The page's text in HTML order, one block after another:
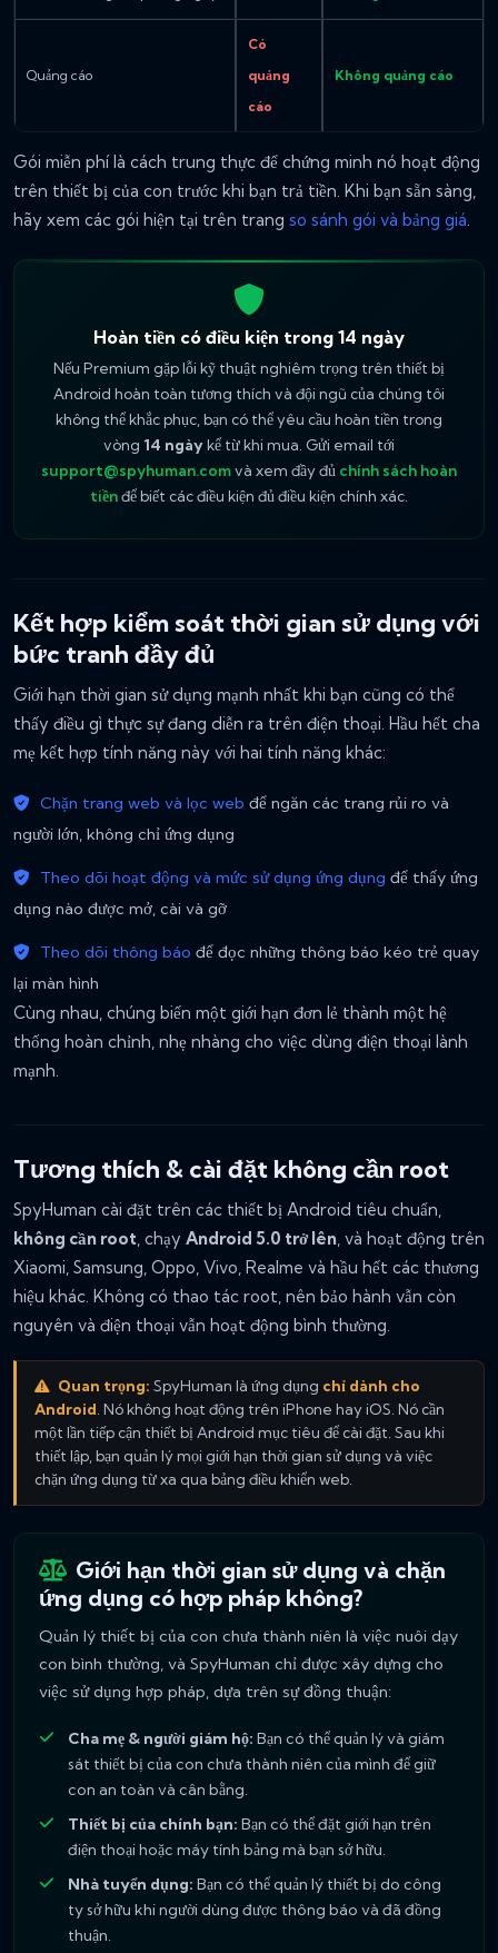
Quảng cáo
Có
quảng
cáo
Không quảng cáo
Gói miễn phí là cách trung thực để chứng minh nó hoạt động
trên thiết bị của con trước khi bạn trả tiền. Khi bạn sẵn sàng,
hãy xem các gói hiện tại trên trang so sánh gói và bảng giá.
Hoàn tiền có điều kiện trong 14 ngày
Nếu Premium gặp lỗi kỹ thuật nghiêm trọng trên thiết bị
Android hoàn toàn tương thích và đội ngũ của chúng tôi
không thể khắc phục, bạn có thể yêu cầu hoàn tiền trong
vòng 14 ngàykể từ khi mua. Gửi email tới
support@spyhuman.comvà xem đầy đủ chính sách hoàn
tiềnđể biết các điều kiện đủ điều kiện chính xác.
Kết hợp kiểm soát thời gian sử dụng với
bức tranh đầy đủ
Giới hạn thời gian sử dụng mạnh nhất khi bạn cũng có thể
thấy điều gì thực sự đang diễn ra trên điện thoại. Hầu hết cha
mẹ kết hợp tính năng này với hai tính năng khác:
Chặn trang web và lọc web để ngăn các trang rủi ro và
người lớn, không chỉ ứng dụng
Theo dõi hoạt động và mức sử dụng ứng dụng để thấy ứng
dụng nào được mở, cài và gỡ
Theo dõi thông báo để đọc những thông báo kéo trẻ quay
lại màn hình
Cùng nhau, chúng biến một giới hạn đơn lẻ thành một hệ
thống hoàn chỉnh, nhẹ nhàng cho việc dùng điện thoại lành
mạnh.
Tương thích & cài đặt không cần root
SpyHuman cài đặt trên các thiết bị Android tiêu chuẩn,
không cần root, chạy Android 5.0 trở lên, và hoạt động trên
Xiaomi, Samsung, Oppo, Vivo, Realme và hầu hết các thương
hiệu khác. Không có thao tác root, nên bảo hành vẫn còn
nguyên và điện thoại vẫn hoạt động bình thường.
Quan trọng: SpyHuman là ứng dụng chỉ dành cho
Android. Nó không hoạt động trên iPhone hay iOS. Nó cần
một lần tiếp cận thiết bị Android mục tiêu để cài đặt. Sau khi
thiết lập, bạn quản lý mọi giới hạn thời gian sử dụng và việc
chặn ứng dụng từ xa qua bảng điều khiển web.
Giới hạn thời gian sử dụng và chặn
ứng dụng có hợp pháp không?
Quản lý thiết bị của con chưa thành niên là việc nuôi dạy
con bình thường, và SpyHuman chỉ được xây dựng cho
việc sử dụng hợp pháp, dựa trên sự đồng thuận:
Cha mẹ & người giám hộ: Bạn có thể quản lý và giám
sát thiết bị của con chưa thành niên của mình để giữ
con an toàn và cân bằng.
Thiết bị của chính bạn: Bạn có thể đặt giới hạn trên
điện thoại hoặc máy tính bảng mà bạn sở hữu.
Nhà tuyển dụng: Bạn có thể quản lý thiết bị do công
ty sở hữu khi người dùng được thông báo và đã đồng
thuận.